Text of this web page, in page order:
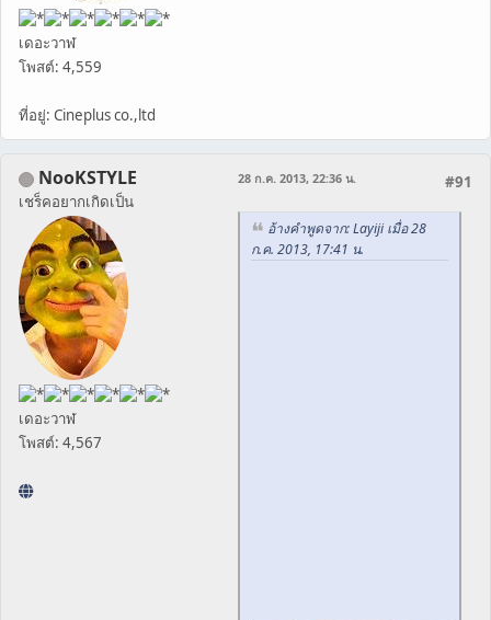
เดอะวาฬ
โพสต์: 4,559
ที่อยู่: Cineplus co.,ltd
NooKSTYLE
เชร็คอยากเกิดเป็น
เดอะวาฬ
โพสต์: 4,567
#91
28 ก.ค. 2013, 22:36 น.
อ้างคำพูดจาก: Layiji เมื่อ 28
ก.ค. 2013, 17:41 น.